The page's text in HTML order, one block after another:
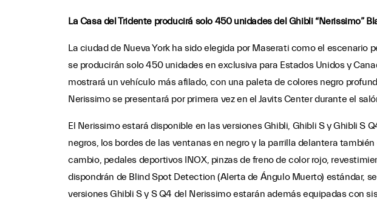
La Casa del Tridente producirá solo 450 unidades del Ghibli “Nerissimo”
La ciudad de Nueva York ha sido elegida por Maserati como el escenario
se producirán solo 450 unidades en exclusiva para Estados Unidos y
mostrará un vehículo más afilado, con una paleta de colores negro
Nerissimo se presentará por primera vez en el Javits Center durante el
El Nerissimo estará disponible en las versiones Ghibli, Ghibli S y Ghibli S
negros, los bordes de las ventanas en negro y la parrilla delantera
cambio, pedales deportivos INOX, pinzas de freno de color rojo,
dispondrán de Blind Spot Detection (Alerta de Ángulo Muerto) estándar,
versiones Ghibli S y S Q4 del Nerissimo estarán además equipadas con